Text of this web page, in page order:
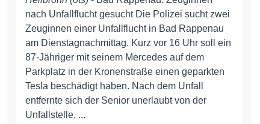
nach Unfallflucht gesucht Die Polizei sucht zwei
Zeuginnen einer Unfallflucht in Bad Rappenau
am Dienstagnachmittag. Kurz vor 16 Uhr soll ein
87-Jähriger mit seinem Mercedes auf dem
Parkplatz in der Kronenstraße einen geparkten
Tesla beschädigt haben. Nach dem Unfall
entfernte sich der Senior unerlaubt von der
Unfallstelle, ...